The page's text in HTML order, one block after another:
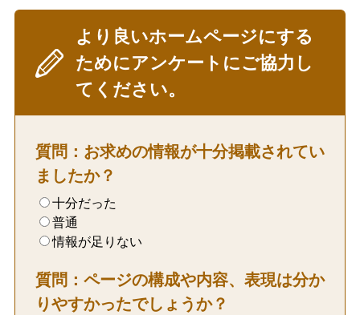
より良いホームページにする
ためにアンケートにご協力し
てください。
質問：お求めの情報が十分掲載されてい
ましたか？
十分だった
普通
情報が足りない
質問：ページの構成や内容、表現は分か
りやすかったでしょうか？